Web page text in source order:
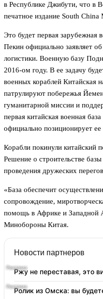
в Республике Джибути, что в
печатное издание South China
Это будет первая зарубежная
Пекин официально заявляет
логистики. Военную базу
2016-ом году. В ее задачу
военных кораблей Китайская
патрулируют побережья
гуманитарной миссии и
первая китайская военная
официально позиционирует ее
Корабли покинули китайский
Решение о строительстве
проведения дружеских
«База обеспечит
сопровождение,
помощь в Африке и Западной
Минобороны Китая.
Новости партнеров
Ржу не переставая, это
Ролик из Омска: вы